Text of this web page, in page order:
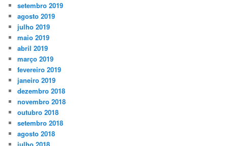
setembro 2019
agosto 2019
julho 2019
maio 2019
abril 2019
março 2019
fevereiro 2019
janeiro 2019
dezembro 2018
novembro 2018
outubro 2018
setembro 2018
agosto 2018
julho 2018